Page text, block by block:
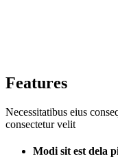
Features
Necessitatibus eius
consectetur velit
Modi sit est dela